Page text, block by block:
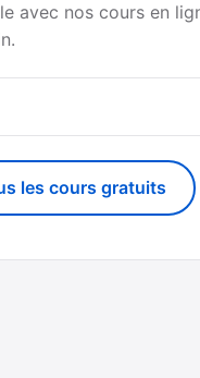
avec nos cours en
les cours gratuits